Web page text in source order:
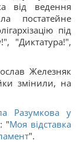
від ведення
постатейне
під
"Диктатура!",
Железняк
змінили, на
Разумкова у
"Моя відставка
".